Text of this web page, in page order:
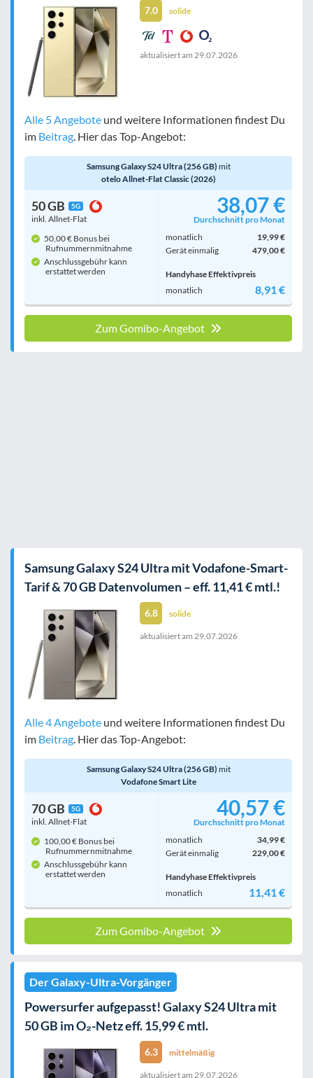
7.0 solide
aktualisiert am 29.07.2026
Alle 5 Angebote und weitere Informationen findest Du
im Beitrag. Hier das Top-Angebot:
Samsung Galaxy S24 Ultra (256 GB) mit
otelo Allnet-Flat Classic (2026)
50 GB 5G
inkl. Allnet-Flat
50,00 € Bonus bei
Rufnummern­mitnahme
Anschlussgebühr kann
erstattet werden
38,07 €
Durchschnitt pro Monat
monatlich
19,99 €
Gerät einmalig
479,00 €
Handyhase Effektivpreis
monatlich
8,91 €
Zum Gomibo-Angebot
Samsung Galaxy S24 Ultra mit Vodafone-Smart-
Tarif & 70 GB Datenvolumen – eff. 11,41 € mtl.!
6.8 solide
aktualisiert am 29.07.2026
Alle 4 Angebote und weitere Informationen findest Du
im Beitrag. Hier das Top-Angebot:
Samsung Galaxy S24 Ultra (256 GB) mit
Vodafone Smart Lite
70 GB 5G
inkl. Allnet-Flat
100,00 € Bonus bei
Rufnummern­mitnahme
Anschlussgebühr kann
erstattet werden
40,57 €
Durchschnitt pro Monat
monatlich
34,99 €
Gerät einmalig
229,00 €
Handyhase Effektivpreis
monatlich
11,41 €
Zum Gomibo-Angebot
Der Galaxy-Ultra-Vorgänger
Powersurfer aufgepasst! Galaxy S24 Ultra mit
50 GB im O₂-Netz eff. 15,99 € mtl.
6.3 mittelmäßig
aktualisiert am 29.07.2026